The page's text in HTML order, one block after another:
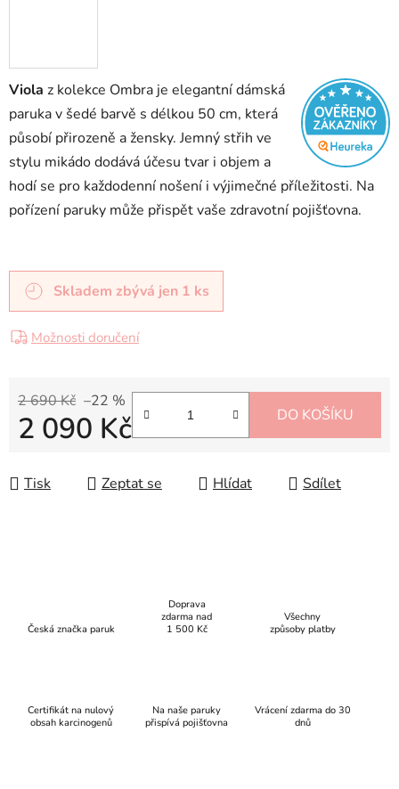
Viola z kolekce Ombra je elegantní dámská
paruka v šedé barvě s délkou 50 cm, která
působí přirozeně a žensky. Jemný střih ve
stylu mikádo dodává účesu tvar i objem a
hodí se pro každodenní nošení i výjimečné příležitosti. Na
pořízení paruky může přispět vaše zdravotní pojišťovna.
Skladem zbývá jen 1 ks
Možnosti doručení
2 690 Kč –22 %
2 090 Kč DO KOŠÍKU
Tisk Zeptat se Hlídat Sdílet
Česká značka paruk
Doprava
zdarma nad
1 500 Kč
Všechny
způsoby platby
Certifikát na nulový
obsah karcinogenů
Na naše paruky
přispívá pojišťovna
Vrácení zdarma do 30
dnů